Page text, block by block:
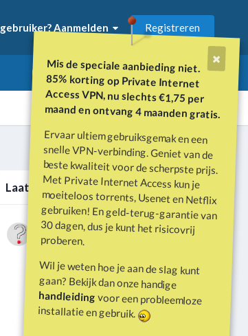
Mis de speciale aanbieding niet.
85% korting op Private Internet
Access VPN, nu slechts €1,75 per
maand en ontvang 4 maanden gratis.
Ervaar ultiem gebruiksgemak en een
snelle VPN-verbinding. Geniet van de
beste kwaliteit voor de scherpste prijs.
Met Private Internet Access kun je
moeiteloos torrents, Usenet en Netflix
gebruiken! En geld-terug-garantie van
30 dagen, dus je kunt het risicovrij
proberen.
Wil je weten hoe je aan de slag kunt
gaan? Bekijk dan onze handige
handleidingvoor een probleemloze
installatie en gebruik.
Aanmelden Registreren
Alle activiteit
Laatste berichten
Wat is er gebeurd met Davey Hearn
en de vandalisatie van het
Washington Reflecting Pool?
DoorVraagbaak
Forumdiscussie: Davey Hearn:
Former Olympian Denies Vandalising
Washington Reflecting Pool
Gebruiker: SportFan123 Hey